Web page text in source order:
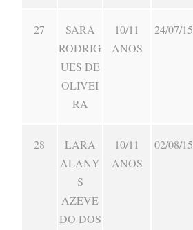
27
SARA
RODRIG
UES DE
OLIVEI
RA
10/11
ANOS
24/07/15
28
LARA
ALANY
S
AZEVE
DO DOS
10/11
ANOS
02/08/15